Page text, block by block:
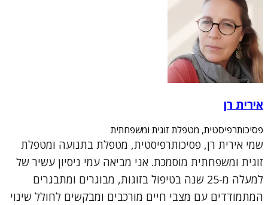
אירית רן
פסיכותרפיסטית, מטפלת זוגית ומשפחתית
שמי אירית רן, פסיכותרפיסטית, מטפלת בתנועה ומטפלת
זוגית ומשפחתית מוסמכת. אני מביאה עמי ניסיון עשיר של
למעלה מ-25 שנה בטיפול בזוגות, מבוגרים ומתבגרים
המתמודדים עם מצבי חיים מורכבים ומבקשים לחולל שינוי